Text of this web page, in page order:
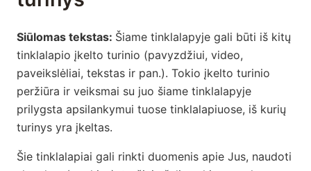
Siūlomas tekstas: Šiame tinklalapyje gali būti iš kitų
tinklalapio įkelto turinio (pavyzdžiui, video,
paveikslėliai, tekstas ir pan.). Tokio įkelto turinio
peržiūra ir veiksmai su juo šiame tinklalapyje
prilygsta apsilankymui tuose tinklalapiuose, iš kurių
turinys yra įkeltas.
Šie tinklalapiai gali rinkti duomenis apie Jus, naudoti